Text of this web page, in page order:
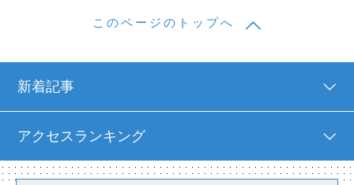
このページのトップへ
新着記事
アクセスランキング